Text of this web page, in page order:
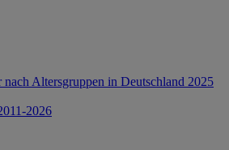
Altersgruppen in Deutschland 2025
2026